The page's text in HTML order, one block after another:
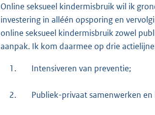
Online seksueel kindermisbruik wil ik
investering in alléén opsporing en
online seksueel kindermisbruik zowel
aanpak. Ik kom daarmee op drie
1. Intensiveren van preventie;
2. Publiek-privaat samenwerken